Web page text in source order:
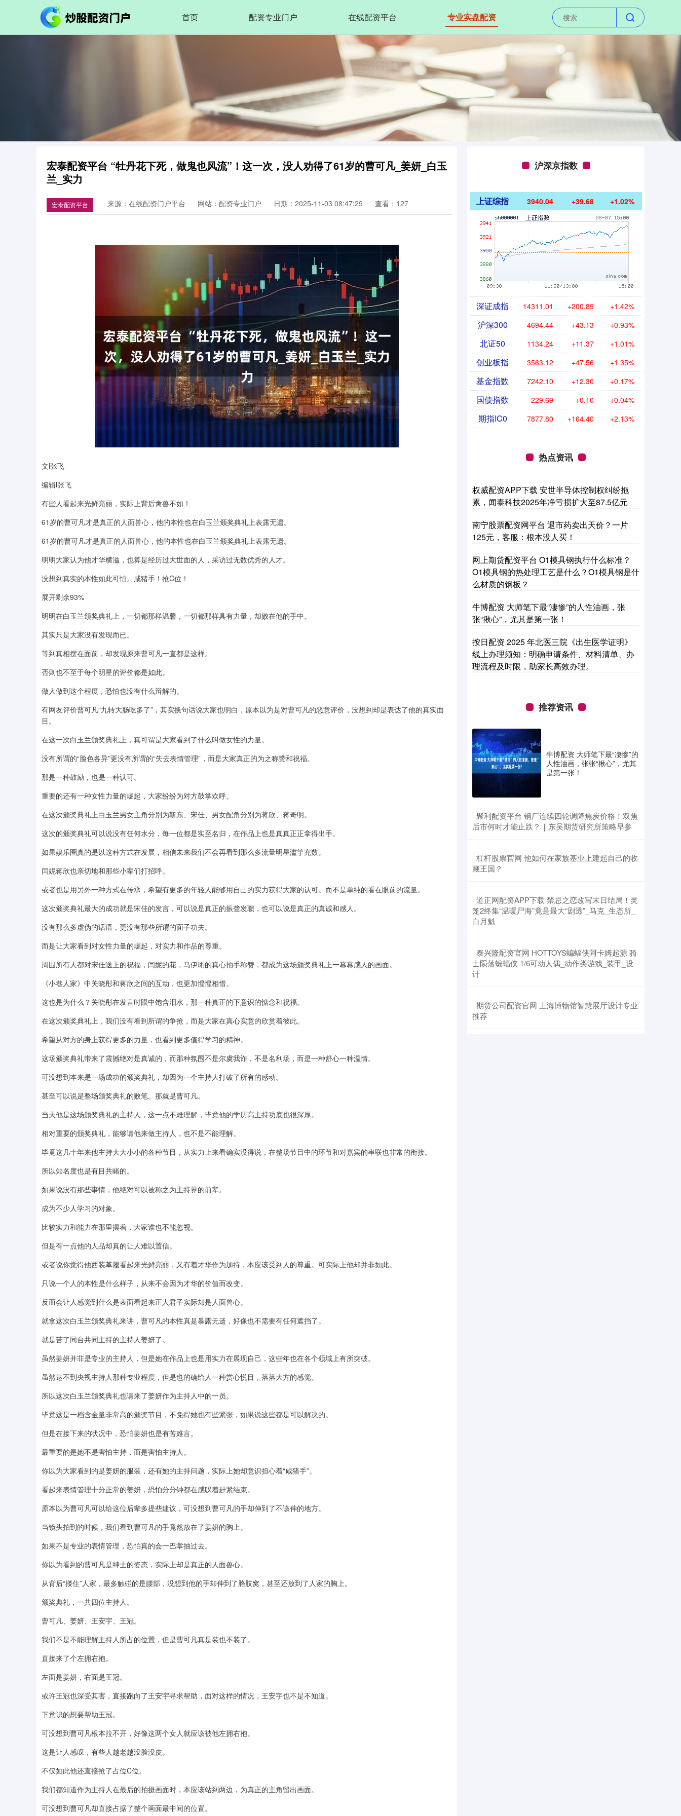
首页 配资专业门户 在线配资平台 专业实盘配资
宏泰配资平台 “牡丹花下死，做鬼也风流”！这一次，没人劝得了61岁的曹可凡_姜妍_白玉
兰_实力
宏泰配资平台 来源：在线配资门户平台 网站：配资专业门户 日期：2025-11-03 08:47:29 查看：127
文l张飞
编辑l张飞
有些人看起来光鲜亮丽，实际上背后禽兽不如！
61岁的曹可凡才是真正的人面兽心，他的本性也在白玉兰颁奖典礼上表露无遗。
61岁的曹可凡才是真正的人面兽心，他的本性也在白玉兰颁奖典礼上表露无遗。
明明大家认为他才华横溢，也算是经历过大世面的人，采访过无数优秀的人才。
没想到真实的本性如此可怕。咸猪手！抢C位！
展开剩余93%
明明在白玉兰颁奖典礼上，一切都那样温馨，一切都那样具有力量，却败在他的手中。
其实只是大家没有发现而已。
等到真相摆在面前，却发现原来曹可凡一直都是这样。
否则也不至于每个明星的评价都是如此。
做人做到这个程度，恐怕也没有什么辩解的。
有网友评价曹可凡“九转大肠吃多了”，其实换句话说大家也明白，原本以为是对曹可凡的恶意评价，没想到却是表达了他的真实面
目。
在这一次白玉兰颁奖典礼上，真可谓是大家看到了什么叫做女性的力量。
没有所谓的“脸色各异”更没有所谓的“失去表情管理”，而是大家真正的为之称赞和祝福。
那是一种鼓励，也是一种认可。
重要的还有一种女性力量的崛起，大家纷纷为对方鼓掌欢呼。
在这次颁奖典礼上白玉兰男女主角分别为靳东、宋佳、男女配角分别为蒋欣、蒋奇明。
这次的颁奖典礼可以说没有任何水分，每一位都是实至名归，在作品上也是真真正正拿得出手。
如果娱乐圈真的是以这种方式在发展，相信未来我们不会再看到那么多流量明星滥竽充数。
闫妮蒋欣也亲切地和那些小辈们打招呼。
或者也是用另外一种方式在传承，希望有更多的年轻人能够用自己的实力获得大家的认可。而不是单纯的看在眼前的流量。
这次颁奖典礼最大的成功就是宋佳的发言，可以说是真正的振聋发聩，也可以说是真正的真诚和感人。
没有那么多虚伪的话语，更没有那些所谓的面子功夫。
而是让大家看到对女性力量的崛起，对实力和作品的尊重。
周围所有人都对宋佳送上的祝福，闫妮的花，马伊琍的真心拍手称赞，都成为这场颁奖典礼上一幕幕感人的画面。
《小巷人家》中关晓彤和蒋欣之间的互动，也更加惺惺相惜。
这也是为什么？关晓彤在发言时眼中饱含泪水，那一种真正的下意识的惦念和祝福。
在这次颁奖典礼上，我们没有看到所谓的争抢，而是大家在真心实意的欣赏着彼此。
希望从对方的身上获得更多的力量，也看到更多值得学习的精神。
这场颁奖典礼带来了震撼绝对是真诚的，而那种氛围不是尔虞我诈，不是名利场，而是一种舒心一种温情。
可没想到本来是一场成功的颁奖典礼，却因为一个主持人打破了所有的感动。
甚至可以说是整场颁奖典礼的败笔。那就是曹可凡。
当天他是这场颁奖典礼的主持人，这一点不难理解，毕竟他的学历高主持功底也很深厚。
相对重要的颁奖典礼，能够请他来做主持人，也不是不能理解。
毕竟这几十年来他主持大大小小的各种节目，从实力上来看确实没得说，在整场节目中的环节和对嘉宾的串联也非常的衔接。
所以知名度也是有目共睹的。
如果说没有那些事情，他绝对可以被称之为主持界的前辈。
成为不少人学习的对象。
比较实力和能力在那里摆着，大家谁也不能忽视。
但是有一点他的人品却真的让人难以置信。
或者说你觉得他西装革履看起来光鲜亮丽，又有着才华作为加持，本应该受到人的尊重。可实际上他却并非如此。
只说一个人的本性是什么样子，从来不会因为才华的价值而改变。
反而会让人感觉到什么是表面看起来正人君子实际却是人面兽心。
就拿这次白玉兰颁奖典礼来讲，曹可凡的本性真是暴露无遗，好像也不需要有任何遮挡了。
就是苦了同台共同主持的主持人姜妍了。
虽然姜妍并非是专业的主持人，但是她在作品上也是用实力在展现自己，这些年也在各个领域上有所突破。
虽然达不到央视主持人那种专业程度，但是也的确给人一种赏心悦目，落落大方的感觉。
所以这次白玉兰颁奖典礼也请来了姜妍作为主持人中的一员。
毕竟这是一档含金量非常高的颁奖节目，不免得她也有些紧张，如果说这些都是可以解决的。
但是在接下来的状况中，恐怕姜妍也是有苦难言。
最重要的是她不是害怕主持，而是害怕主持人。
你以为大家看到的是姜妍的服装，还有她的主持问题，实际上她却意识担心着“咸猪手”。
看起来表情管理十分正常的姜妍，恐怕分分钟都在感叹着赶紧结束。
原本以为曹可凡可以给这位后辈多提些建议，可没想到曹可凡的手却伸到了不该伸的地方。
当镜头拍到的时候，我们看到曹可凡的手竟然放在了姜妍的胸上。
如果不是专业的表情管理，恐怕真的会一巴掌抽过去。
你以为看到的曹可凡是绅士的姿态，实际上却是真正的人面兽心。
从背后“搂住”人家，最多触碰的是腰部，没想到他的手却伸到了胳肢窝，甚至还放到了人家的胸上。
颁奖典礼，一共四位主持人。
曹可凡、姜妍、王安宇、王冠。
我们不是不能理解主持人所占的位置，但是曹可凡真是装也不装了。
直接来了个左拥右抱。
左面是姜妍，右面是王冠。
或许王冠也深受其害，直接跑向了王安宇寻求帮助，面对这样的情况，王安宇也不是不知道。
下意识的想要帮助王冠。
可没想到曹可凡根本拉不开，好像这两个女人就应该被他左拥右抱。
这是让人感叹，有些人越老越没脸没皮。
不仅如此他还直接抢了占位C位。
我们都知道作为主持人在最后的拍摄画面时，本应该站到两边，为真正的主角留出画面。
可没想到曹可凡却直接占据了整个画面最中间的位置。
沪深京指数
上证综指 3940.04 +39.68 +1.02%
深证成指 14311.01 +200.89 +1.42%
沪深300 4694.44 +43.13 +0.93%
北证50 1134.24 +11.37 +1.01%
创业板指 3563.12 +47.56 +1.35%
基金指数 7242.10 +12.30 +0.17%
国债指数 229.69 +0.10 +0.04%
期指IC0 7877.80 +164.40 +2.13%
热点资讯
权威配资APP下载 安世半导体控制权纠纷拖
累，闻泰科技2025年净亏损扩大至87.5亿元
南宁股票配资网平台 退市药卖出天价？一片
125元，客服：根本没人买！
网上期货配资平台 O1模具钢执行什么标准？
O1模具钢的热处理工艺是什么？O1模具钢是什
么材质的钢板？
牛博配资 大师笔下最“凄惨”的人性油画，张
张“揪心”，尤其是第一张！
按日配资 2025 年北医三院《出生医学证明》
线上办理须知：明确申请条件、材料清单、办
理流程及时限，助家长高效办理。
推荐资讯
牛博配资 大师笔下最“凄惨”的
人性油画，张张“揪心”，尤其
是第一张！
​聚利配资平台 钢厂连续四轮调降焦炭价格！双焦
后市何时才能止跌？｜东吴期货研究所策略早参
​杠杆股票官网 他如何在家族基业上建起自己的收
藏王国？
​道正网配资APP下载 禁忌之恋改写末日结局！灵
笼2终集“温暖尸海”竟是最大“剧透”_马克_生态所_
白月魁
​泰兴隆配资官网 HOTTOYS蝙蝠侠阿卡姆起源 骑
士陨落蝙蝠侠 1/6可动人偶_动作类游戏_装甲_设
计
​期货公司配资官网 上海博物馆智慧展厅设计专业
推荐